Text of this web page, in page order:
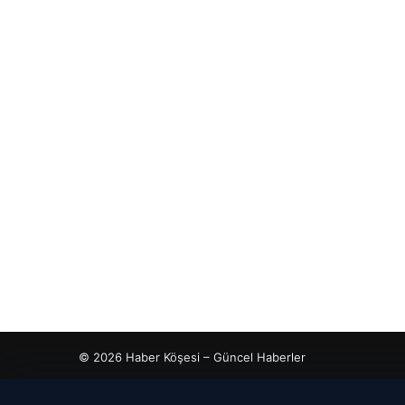
© 2026 Haber Köşesi – Güncel Haberler